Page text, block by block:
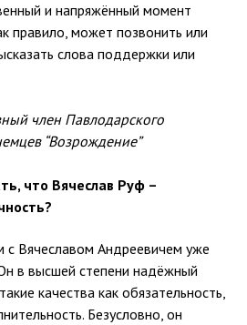
и напряжённый момент
правило, может позвонить или
слова поддержки или
член Павлодарского
“Возрождение”
что Вячеслав Руф –
с Вячеславом Андреевичем уже
в высшей степени надёжный
качества как обязательность,
Безусловно, он